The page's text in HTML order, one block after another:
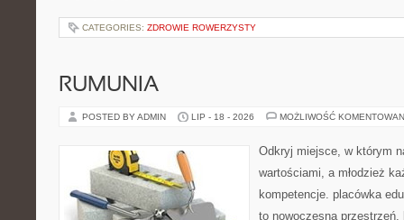
CATEGORIES: ZDROWIE ROWERZYSTY
RUMUNIA
POSTED BY ADMIN LIP - 18 - 2026 MOŻLIWOŚĆ
Odkryj miejsce, w którym
wartościami, a młodzież
kompetencje. placówka
to nowoczesna